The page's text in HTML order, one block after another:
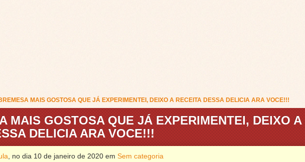
MAIS GOSTOSA QUE JÁ EXPERIMENTEI, DEIXO A RECEITA DESSA DELICIA ARA VOCE!!!
MAIS GOSTOSA QUE JÁ EXPERIMENTEI, DEIXO A
DELICIA ARA VOCE!!!
, no dia 10 de janeiro de 2020 em Sem categoria